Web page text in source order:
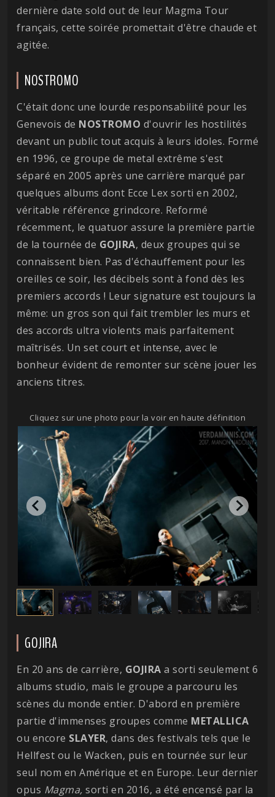
dernière date sold out de leur Magma Tour
français, cette soirée promettait d'être chaude et
agitée.
NOSTROMO
C'était donc une lourde responsabilité pour les
Genevois de NOSTROMO d'ouvrir les hostilités
devant un public tout acquis à leurs idoles. Formé
en 1996, ce groupe de metal extrême s'est
séparé en 2005 après une carrière marqué par
quelques albums dont Ecce Lex sorti en 2002,
véritable référence grindcore. Reformé
récemment, le quatuor assure la première partie
de la tournée de GOJIRA, deux groupes qui se
connaissent bien. Pas d'échauffement pour les
oreilles ce soir, les décibels sont à fond dès les
premiers accords ! Leur signature est toujours la
même: un gros son qui fait trembler les murs et
des accords ultra violents mais parfaitement
maîtrisés. Un set court et intense, avec le
bonheur évident de remonter sur scène jouer les
anciens titres.
Cliquez sur une photo pour la voir en haute définition
GOJIRA
En 20 ans de carrière, GOJIRA a sorti seulement 6
albums studio, mais le groupe a parcouru les
scènes du monde entier. D'abord en première
partie d'immenses groupes comme METALLICA
ou encore SLAYER, dans des festivals tels que le
Hellfest ou le Wacken, puis en tournée sur leur
seul nom en Amérique et en Europe. Leur dernier
opus Magma, sorti en 2016, a été encensé par la